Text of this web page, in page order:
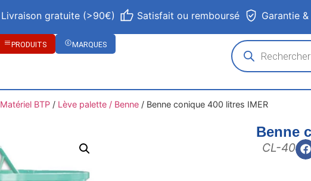
Livraison gratuite (>90€) Satisfait ou remboursé Garantie &
PRODUITS MARQUES
Matériel BTP/ Lève palette / Benne/ Benne conique 400 litres IMER
Benne
CL-40